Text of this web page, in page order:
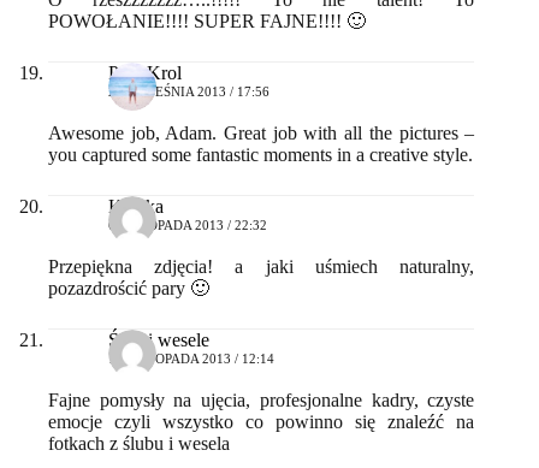
POWOŁANIE!!!! SUPER FAJNE!!!! 🙂
Paul Krol
24 WRZEŚNIA 2013 / 17:56
Awesome job, Adam. Great job with all the pictures –
you captured some fantastic moments in a creative style.
Kryska
6 LISTOPADA 2013 / 22:32
Przepiękna zdjęcia! a jaki uśmiech naturalny,
pozazdrościć pary 🙂
Ślub i wesele
11 LISTOPADA 2013 / 12:14
Fajne pomysły na ujęcia, profesjonalne kadry, czyste
emocje czyli wszystko co powinno się znaleźć na
fotkach z ślubu i wesela